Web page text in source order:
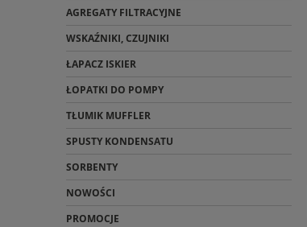
AGREGATY FILTRACYJNE
WSKAŹNIKI, CZUJNIKI
ŁAPACZ ISKIER
ŁOPATKI DO POMPY
TŁUMIK MUFFLER
SPUSTY KONDENSATU
SORBENTY
NOWOŚCI
PROMOCJE